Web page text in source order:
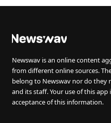
Newswav is an online content
from different online sources.
belong to Newswav nor do they
and its staff. Your use of this
acceptance of this information.